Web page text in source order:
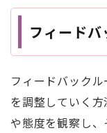
フィードバ
フィードバック
を調整していく
や態度を観察し